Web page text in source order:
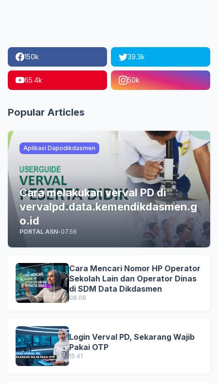
150k 39.3k
65.4k 50k
Popular Articles
Aplikasi Dapodikdasmen
Cara melakukan verval PD di
vervalpd.data.kemendikdasmen.g
o.id
PORTAL ASN-07.56
Cara Mencari Nomor HP Operator
Sekolah Lain dan Operator Dinas
di SDM Data Dikdasmen
08.08
Login Verval PD, Sekarang Wajib
Pakai OTP
15.41